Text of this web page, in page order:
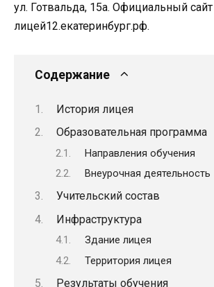
ул. Готвальда, 15а. Официальный
лицей12.екатеринбург.рф.
Содержание
История лицея
Образовательная программа
Направления обучения
Внеурочная деятельность
Учительский состав
Инфраструктура
Здание лицея
Территория лицея
Результаты обучения